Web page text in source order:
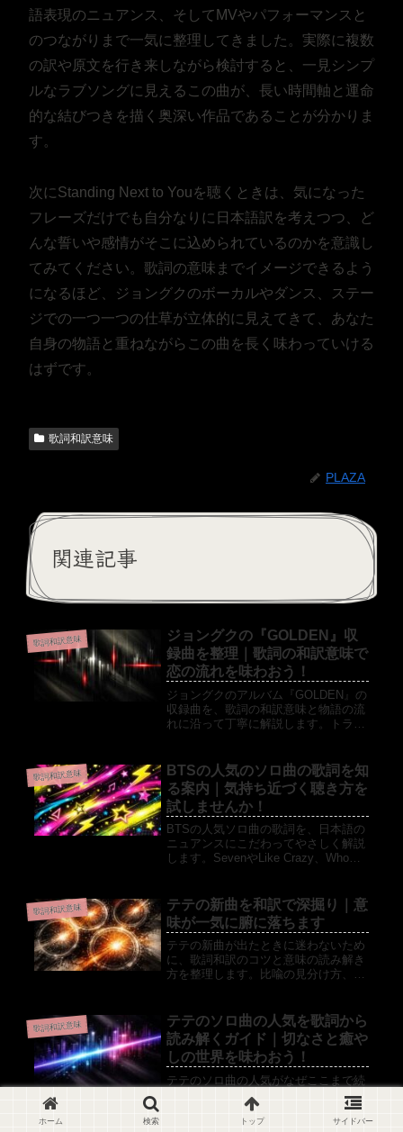
語表現のニュアンス、そしてMVやパフォーマンスと
のつながりまで一気に整理してきました。実際に複数
の訳や原文を行き来しながら検討すると、一見シンプ
ルなラブソングに見えるこの曲が、長い時間軸と運命
的な結びつきを描く奥深い作品であることが分かりま
す。
次にStanding Next to Youを聴くときは、気になった
フレーズだけでも自分なりに日本語訳を考えつつ、ど
んな誓いや感情がそこに込められているのかを意識し
てみてください。歌詞の意味までイメージできるよう
になるほど、ジョングクのボーカルやダンス、ステー
ジでの一つ一つの仕草が立体的に見えてきて、あなた
自身の物語と重ねながらこの曲を長く味わっていける
はずです。
歌詞和訳意味
PLAZA
関連記事
歌詞和訳意味
ジョングクの『GOLDEN』収
録曲を整理｜歌詞の和訳意味で
恋の流れを味わおう！
ジョングクのアルバム『GOLDEN』の
収録曲を、歌詞の和訳意味と物語の流
れに沿って丁寧に解説します。トラッ
く整理しました。
歌詞和訳意味
BTSの人気のソロ曲の歌詞を知
る案内｜気持ち近づく聴き方を
試しませんか！
BTSの人気ソロ曲の歌詞を、日本語の
ニュアンスにこだわってやさしく解説
します。SevenやLike Crazy、Whoな
うになる記事です。初めて歌詞和訳を
見る人にも読みやすい構成です。
歌詞和訳意味
テテの新曲を和訳で深掘り｜意
味が一気に腑に落ちます
テテの新曲が出たときに迷わないため
に、歌詞和訳のコツと意味の読み解き
方を整理します。比喩の見分け方、公
します。
歌詞和訳意味
テテのソロ曲の人気を歌詞から
読み解くガイド｜切なさと癒や
しの世界を味わおう！
テテのソロ曲の人気がなぜここまで続
くのかを、日本語の歌詞和訳と意味の
解説から丁寧に整理します。代表曲の
背景や失恋と癒やしのストーリーを知
ホーム 検索 トップ サイドバー